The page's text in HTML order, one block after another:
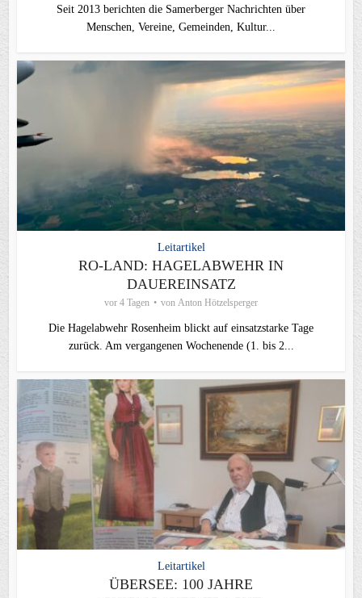
Seit 2013 berichten die Samerberger Nachrichten über
Menschen, Vereine, Gemeinden, Kultur...
Leitartikel
RO-LAND: HAGELABWEHR IN
DAUEREINSATZ
vor 4 Tagen von Anton Hötzelsperger
Die Hagelabwehr Rosenheim blickt auf einsatzstarke Tage
zurück. Am vergangenen Wochenende (1. bis 2...
Leitartikel
ÜBERSEE: 100 JAHRE